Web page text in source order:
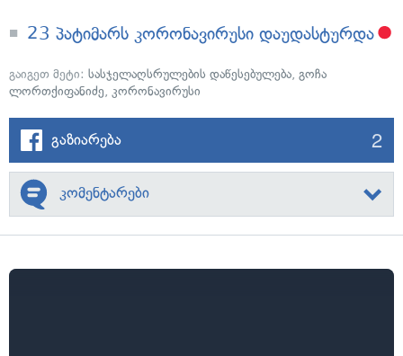
23 პატიმარს კორონავირუსი დაუდასტურდა
გაიგეთ მეტი: სასჯელაღსრულების დაწესებულება, გოჩა
ლორთქიფანიძე, კორონავირუსი
გაზიარება 2
კომენტარები